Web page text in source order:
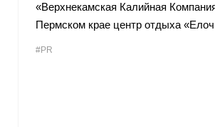
«Верхнекамская Калийная
Пермском крае центр отдыха
#PR